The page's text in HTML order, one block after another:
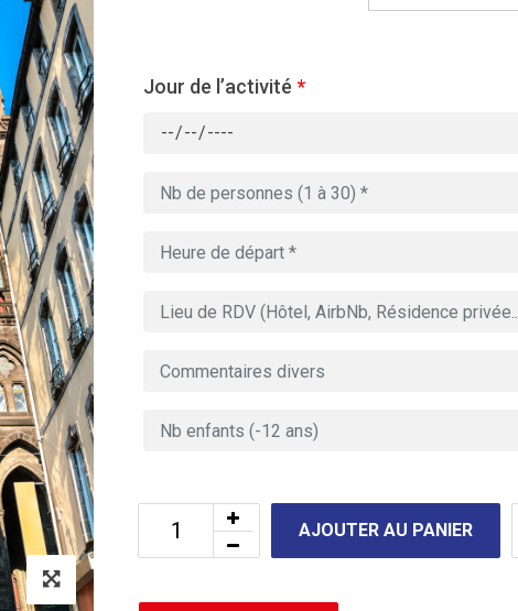
Jour de l’activité *
AJOUTER AU PANIER